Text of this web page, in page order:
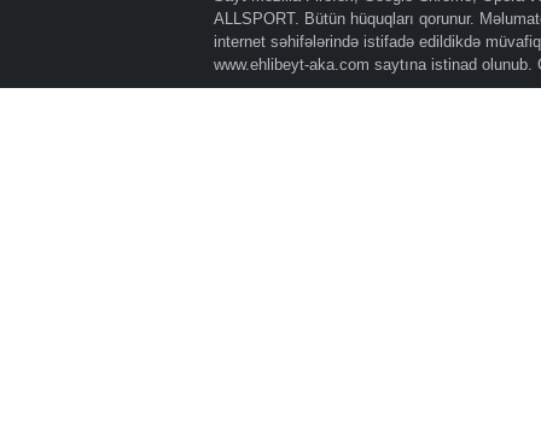
ALLSPORT. Bütün hüquqları qorunur.
internet səhifələrində istifadə edildikdə
www.ehlibeyt-aka.com saytına istinad olunub.